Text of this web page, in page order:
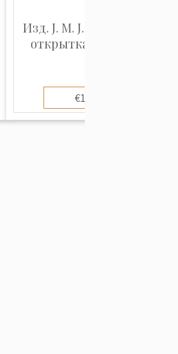
Изд. J. M. J. K. (Видовая
открытка): Казань...
€10.00